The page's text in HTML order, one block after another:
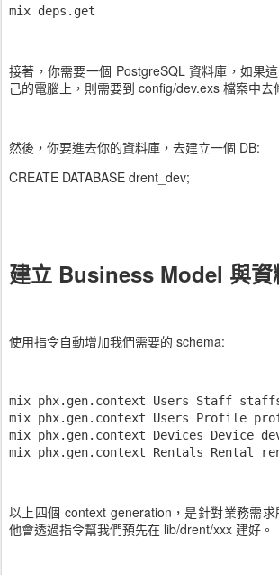
mix deps.get
接著，你需要一個 PostgreSQL 資料庫，如果
己的電腦上，則需要到 config/dev.exs 檔案中去
然後，你要進去你的資料庫，去建立一個 DB:
CREATE DATABASE drent_dev;
建立 Business Model 與
使用指令自動增加我們需要的 schema:
mix phx.gen.context Users Staff
mix phx.gen.context Users Profile
mix phx.gen.context Devices Device
mix phx.gen.context Rentals
以上四個 context generation，是針對業務需求
他會透過指令幫我們預先在 lib/drent/xxx 建好。